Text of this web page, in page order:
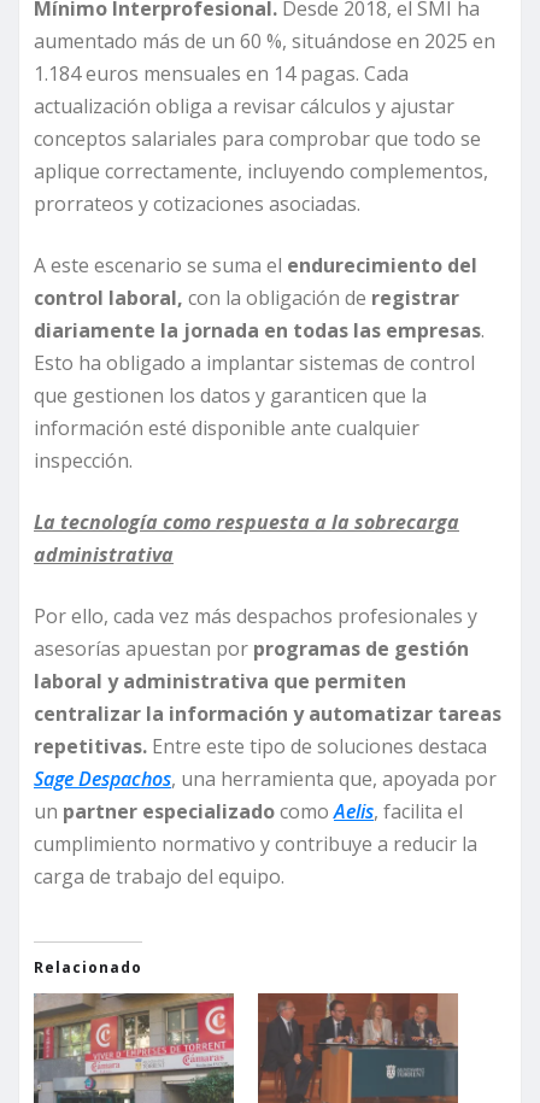
Mínimo Interprofesional. Desde 2018, el SMI ha
aumentado más de un 60 %, situándose en 2025 en
1.184 euros mensuales en 14 pagas. Cada
actualización obliga a revisar cálculos y ajustar
conceptos salariales para comprobar que todo se
aplique correctamente, incluyendo complementos,
prorrateos y cotizaciones asociadas.
A este escenario se suma el endurecimiento del
control laboral, con la obligación de registrar
diariamente la jornada en todas las empresas.
Esto ha obligado a implantar sistemas de control
que gestionen los datos y garanticen que la
información esté disponible ante cualquier
inspección.
La tecnología como respuesta a la sobrecarga
administrativa
Por ello, cada vez más despachos profesionales y
asesorías apuestan por programas de gestión
laboral y administrativa que permiten
centralizar la información y automatizar tareas
repetitivas. Entre este tipo de soluciones destaca
Sage Despachos, una herramienta que, apoyada por
un partner especializadocomoAelis, facilita el
cumplimiento normativo y contribuye a reducir la
carga de trabajo del equipo.
Relacionado